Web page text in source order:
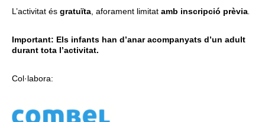
L’activitat és gratuïta, aforament limitat amb inscripció prèvia.
Important: Els infants han d’anar acompanyats d’un adult
durant tota l’activitat.
Col·labora: